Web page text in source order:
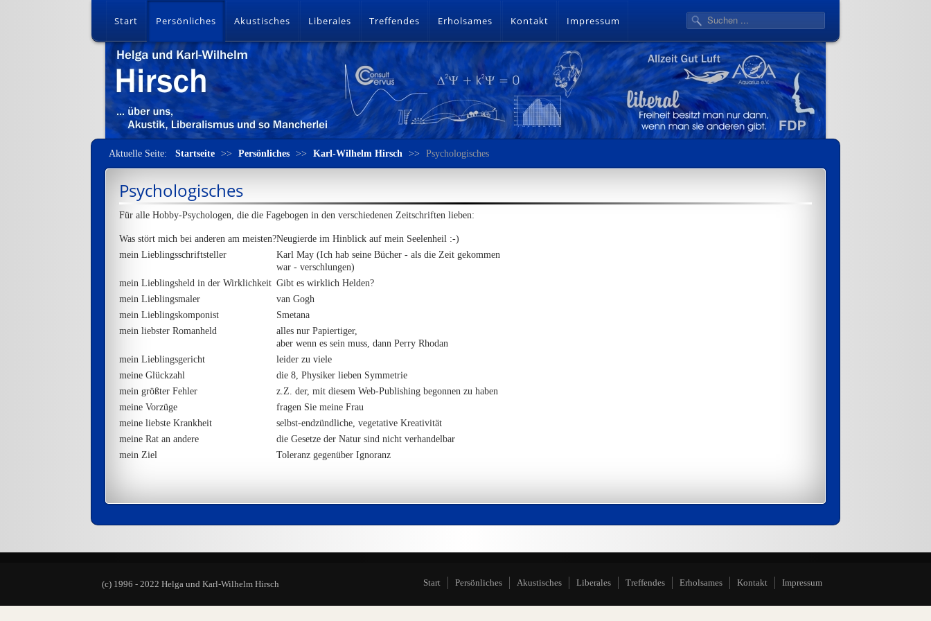
Start Persönliches Akustisches Liberales Treffendes Erholsames Kontakt Impressum
Aktuelle Seite: Startseite >> Persönliches >> Karl-Wilhelm Hirsch >> Psychologisches
Psychologisches
Für alle Hobby-Psychologen, die die Fagebogen in den verschiedenen Zeitschriften lieben:
Was stört mich bei anderen am meisten?Neugierde im Hinblick auf mein Seelenheil :-)
mein Lieblingsschriftsteller
Karl May (Ich hab seine Bücher - als die Zeit gekommen
war - verschlungen)
mein Lieblingsheld in der Wirklichkeit Gibt es wirklich Helden?
mein Lieblingsmaler
van Gogh
mein Lieblingskomponist
Smetana
mein liebster Romanheld
alles nur Papiertiger,
aber wenn es sein muss, dann Perry Rhodan
mein Lieblingsgericht
leider zu viele
meine Glückzahl
die 8, Physiker lieben Symmetrie
mein größter Fehler
z.Z. der, mit diesem Web-Publishing begonnen zu haben
meine Vorzüge
fragen Sie meine Frau
meine liebste Krankheit
selbst-endzündliche, vegetative Kreativität
meine Rat an andere
die Gesetze der Natur sind nicht verhandelbar
mein Ziel
Toleranz gegenüber Ignoranz
Start Persönliches Akustisches Liberales Treffendes Erholsames Kontakt Impressum
(c) 1996 - 2022 Helga und Karl-Wilhelm Hirsch